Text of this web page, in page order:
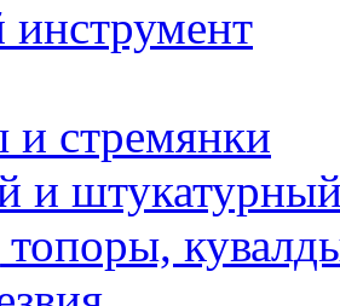
и стремянки
и